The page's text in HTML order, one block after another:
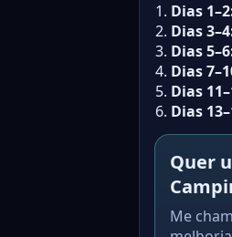
Dias
Dias
Dias
Dias
Dias
Dias
Quer
Me